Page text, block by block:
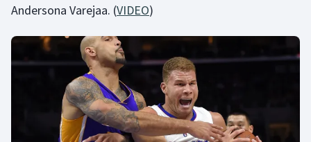
Andersona Varejaa. (VIDEO)